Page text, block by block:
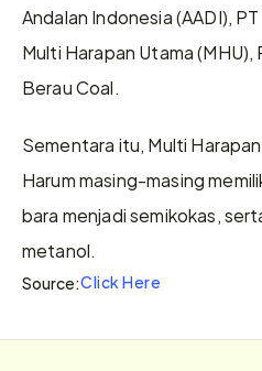
Andalan Indonesia (AADI),
Multi Harapan Utama (MHU),
Berau Coal.
Sementara itu, Multi
Harum masing-masing
bara menjadi semikokas,
metanol.
Source:Click Here